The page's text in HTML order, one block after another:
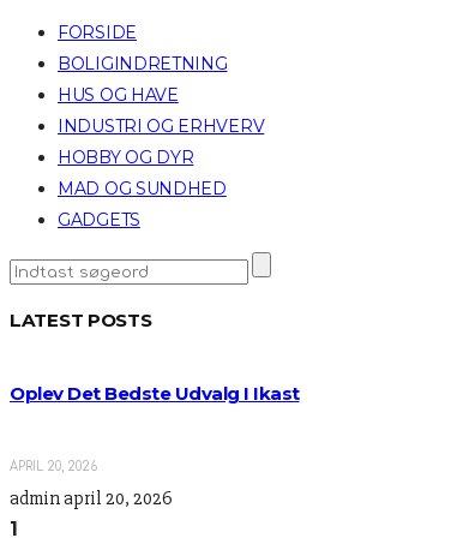
FORSIDE
BOLIGINDRETNING
HUS OG HAVE
INDUSTRI OG ERHVERV
HOBBY OG DYR
MAD OG SUNDHED
GADGETS
LATEST POSTS
Oplev Det Bedste Udvalg I Ikast
APRIL 20, 2026
adminapril 20, 2026
1